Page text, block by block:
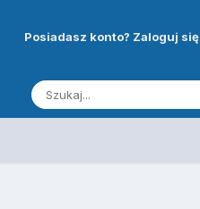
Posiadasz konto? Zaloguj się